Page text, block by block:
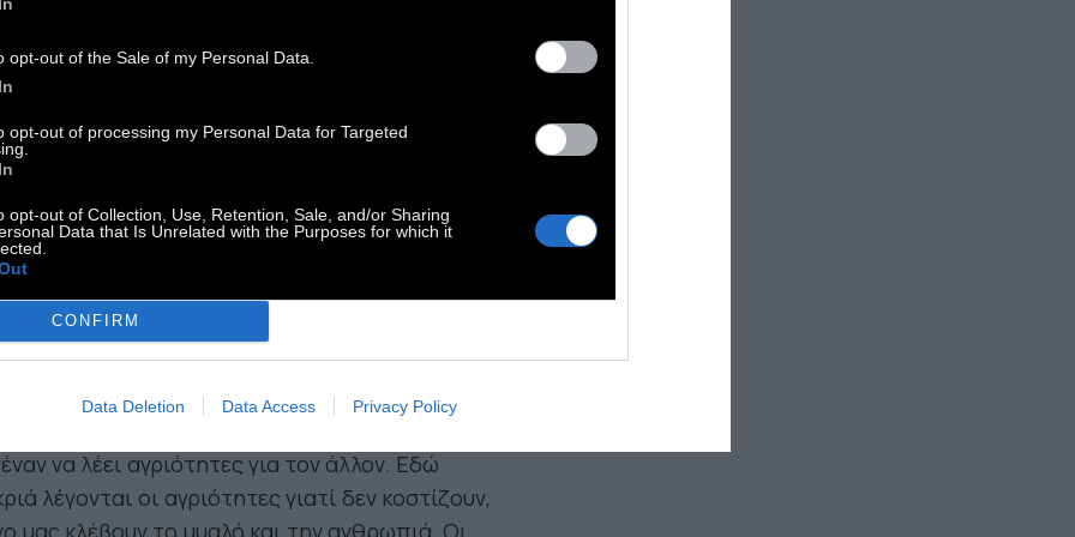
opt-out of the Sale of my Personal Data.
opt-out of processing my Personal Data for Targeted
opt-out of Collection, Use, Retention, Sale, and/or Sharing
Data that Is Unrelated with the Purposes for which it
CONFIRM
Data Deletion Data Access Privacy Policy
Αυτό στη σημερινή συνθήκη των
με multiple choices, προκαλεί απέχθεια
συνάντησα κανέναν να λέει
για τον άλλον
πάντως, όλοι πολυπλοκότητες αναγνωρίζουν,
να λέει αγριότητες για τον άλλον. Εδώ
λέγονται οι αγριότητες γιατί δεν κοστίζουν,
μας κλέβουν το μυαλό και την ανθρωπιά. Οι